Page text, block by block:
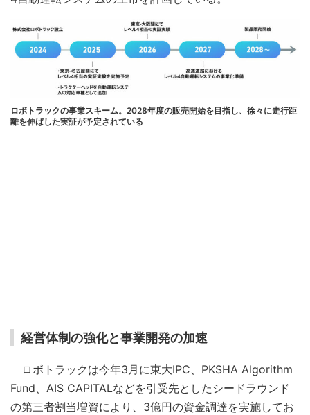
ロボトラックの事業スキーム。2028年度の販売開始を目指し、徐々に走行距
離を伸ばした実証が予定されている
経営体制の強化と事業開発の加速
ロボトラックは今年3月に東大IPC、PKSHA Algorithm
Fund、AIS CAPITALなどを引受先としたシードラウンド
の第三者割当増資により、3億円の資金調達を実施してお